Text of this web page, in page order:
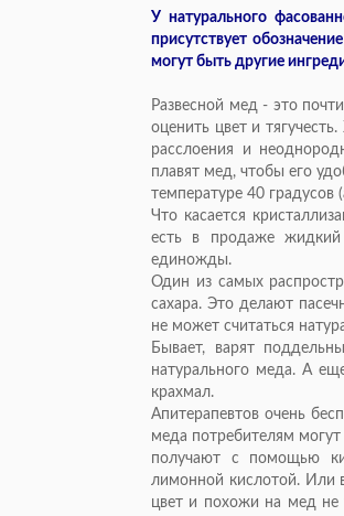
У натурального
присутствует
могут быть другие
Развесной мед - это
оценить цвет и
расслоения и
плавят мед, чтобы его
температуре 40 градусов
Что касается
есть в продаже
единожды.
Один из самых
сахара. Это делают
не может считаться
Бывает, варят
натурального меда. А
крахмал.
Апитерапевтов очень
меда потребителям
получают с помощью
лимонной кислотой. Или
цвет и похожи на мед не